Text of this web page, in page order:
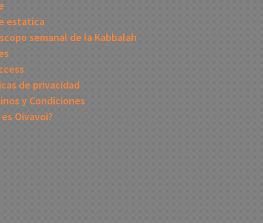
estatica
semanal de la Kabbalah
de privacidad
y Condiciones
es Oivavoi?